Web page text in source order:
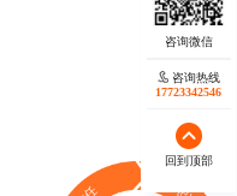
咨询热线
17723342546
回到顶部